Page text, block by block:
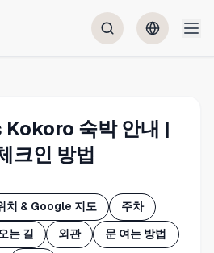
숙박 안내 |
크인 방법
치 & Google 지도 주차
는 길 외관 문 여는 방법